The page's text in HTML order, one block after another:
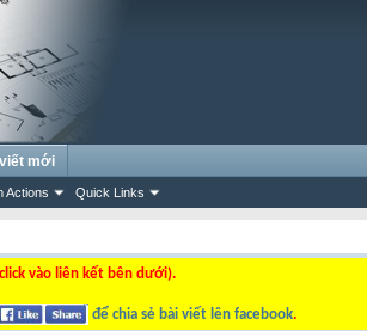
Actions Quick Links
mới
vào liên kết bên dưới).
để chia sẻ bài viết lên facebook.